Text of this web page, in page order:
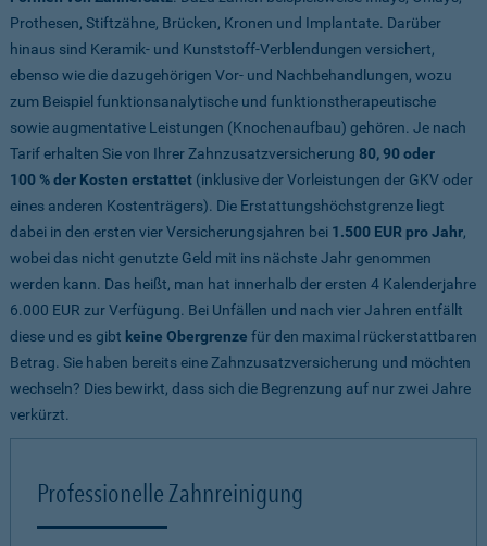
Prothesen, Stiftzähne, Brücken, Kronen und Implantate. Darüber
hinaus sind Keramik- und Kunststoff-Verblendungen versichert,
ebenso wie die dazugehörigen Vor- und Nachbehandlungen, wozu
zum Beispiel funktionsanalytische und funktionstherapeutische
sowie augmentative Leistungen (Knochenaufbau) gehören. Je nach
Tarif erhalten Sie von Ihrer Zahnzusatzversicherung 80, 90 oder
100 % der Kosten erstattet (inklusive der Vorleistungen der GKV oder
eines anderen Kostenträgers). Die Erstattungshöchstgrenze liegt
dabei in den ersten vier Versicherungsjahren bei 1.500 EUR pro Jahr,
wobei das nicht genutzte Geld mit ins nächste Jahr genommen
werden kann. Das heißt, man hat innerhalb der ersten 4 Kalenderjahre
6.000 EUR zur Verfügung. Bei Unfällen und nach vier Jahren entfällt
diese und es gibt keine Obergrenze für den maximal rückerstattbaren
Betrag. Sie haben bereits eine Zahnzusatzversicherung und möchten
wechseln? Dies bewirkt, dass sich die Begrenzung auf nur zwei Jahre
verkürzt.
Professionelle Zahnreinigung